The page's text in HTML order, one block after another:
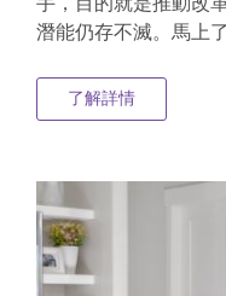
潛能仍存不滅。馬上
了解詳情